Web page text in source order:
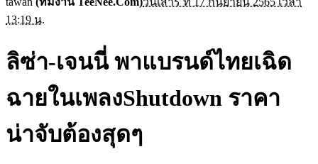
13:19 น.
ลิซ่า-เจนนี่ พาแบรนด์ไทยเฉิด
ฉายในเพลงShutdown ราคา
น่าจับต้องสุดๆ